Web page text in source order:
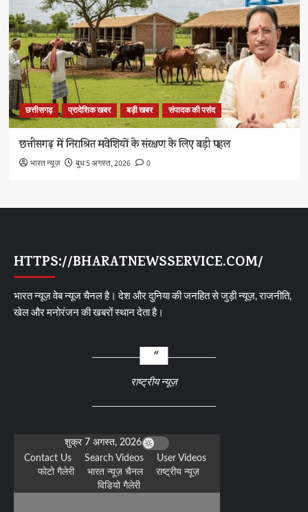
छत्तीसगढ़ प्रादेशिक खबर बड़ी खबर संपादक की पसंद
छत्तीसगढ़ में निराश्रित मवेशियों के संरक्षण के लिए बड़ी पहल
भारत न्यूज़ बुध 5 अगस्त, 2026 0
HTTPS://BHARATNEWSSERVICE.COM/
भारत न्यूज़ वेब न्यूज चैनल है। देश और दुनिया की जनहित से जुड़ी न्यूज़, राजनीति,
खेल और मनोरंजन की खबरों स्थान देता है।
राष्ट्रीय न्यूज़